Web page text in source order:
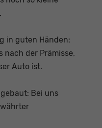
in guten Händen:
nach der Prämisse,
Auto ist.
Bei uns